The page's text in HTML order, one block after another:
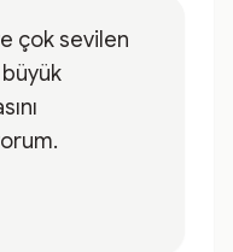
çok sevilen
büyük